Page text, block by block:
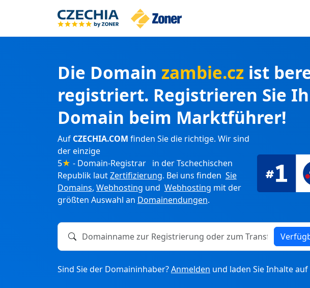
Die Domain zambie.cz ist
registriert. Registrieren Sie
Domain beim Marktführer!
Auf CZECHIA.COM finden Sie die richtige. Wir sind
der einzige
5★ - Domain-Registrar in der Tschechischen
Republik lautZertifizierung. Bei uns finden Sie
Domains, Webhosting und Webhosting mit der
größten Auswahl an Domainendungen.
Domainname zur Registrierung oder zum Transfer
Sind Sie der Domaininhaber?Anmelden und laden Sie Inhalte